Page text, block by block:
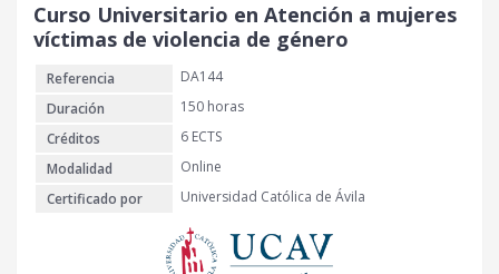
Curso Universitario en Atención a mujeres
víctimas de violencia de género
Referencia
DA144
Duración
150 horas
Créditos
6 ECTS
Modalidad
Online
Certificado por
Universidad Católica de Ávila